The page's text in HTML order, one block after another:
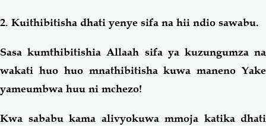
2. Kuithibitisha dhati yenye sifa na hii ndio sawabu.
Sasa kumthibitishia Allaah sifa ya kuzungumza na
wakati huo huo mnathibitisha kuwa maneno Yake
yameumbwa huu ni mchezo!
Kwa sababu kama alivyokuwa mmoja katika dhati